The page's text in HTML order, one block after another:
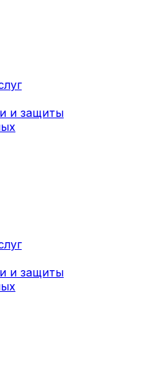
и защиты
и защиты